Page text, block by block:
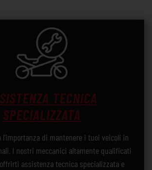
TECNICA
SPECIALIZZATA
l'importanza di mantenere i tuoi veicoli in
I nostri meccanici altamente qualificati
assistenza tecnica specializzata e